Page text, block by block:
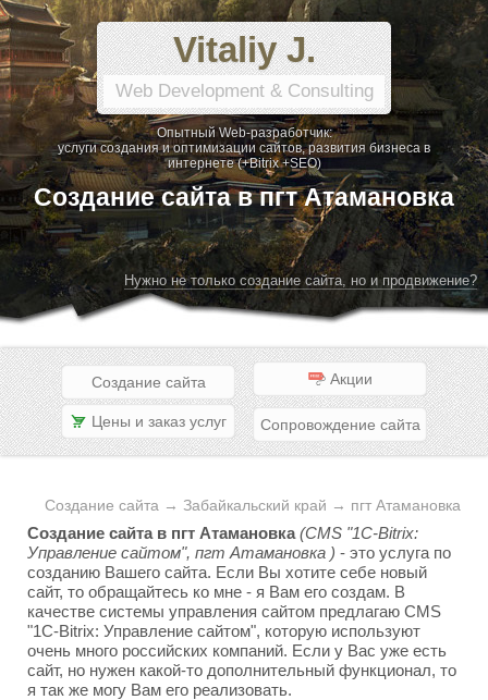
Vitaliy J.
Web Development & Consulting
Опытный Web-разработчик:
услуги создания и оптимизации сайтов, развития бизнеса в
интернете (+Bitrix +SEO)
Создание сайта в пгт Атамановка
Нужно не только создание сайта, но и продвижение?
Создание сайта Акции
Цены и заказ услуг Сопровождение сайта
Создание сайта → Забайкальский край → пгт Атамановка
Создание сайта в пгт Атамановка (CMS "1C-Bitrix:
Управление сайтом", пгт Атамановка ) - это услуга по
созданию Вашего сайта. Если Вы хотите себе новый
сайт, то обращайтесь ко мне - я Вам его создам. В
качестве системы управления сайтом предлагаю CMS
"1C-Bitrix: Управление сайтом", которую используют
очень много российских компаний. Если у Вас уже есть
сайт, но нужен какой-то дополнительный функционал, то
я так же могу Вам его реализовать.